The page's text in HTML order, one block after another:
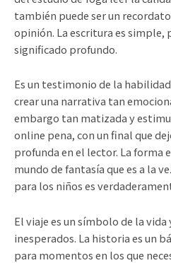
también puede ser un
opinión. La escritura es simple,
significado profundo.
Es un testimonio de la
crear una narrativa tan
embargo tan matizada y
online​ pena, con un final que
profunda en el lector. La forma
mundo de fantasía que es a la
para los niños es
El viaje es un símbolo de la vida
inesperados. La historia es un
para momentos en los que